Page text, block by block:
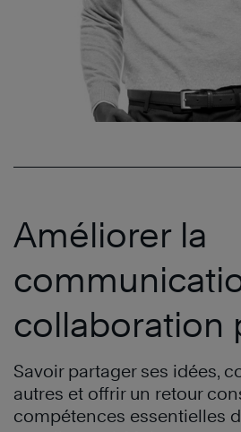
Améliorer la
collaboration
Savoir partager ses idées,
autres et offrir un retour
compétences essentielles